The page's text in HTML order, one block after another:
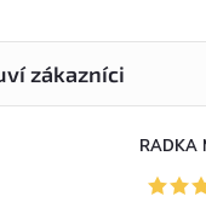
RADKA